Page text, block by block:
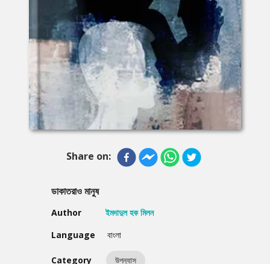
Share on:
ডাকাতরাও মানুষ
Author
ইমদাদুল হক মিলন
Language
বাংলা
Category উপন্যাস